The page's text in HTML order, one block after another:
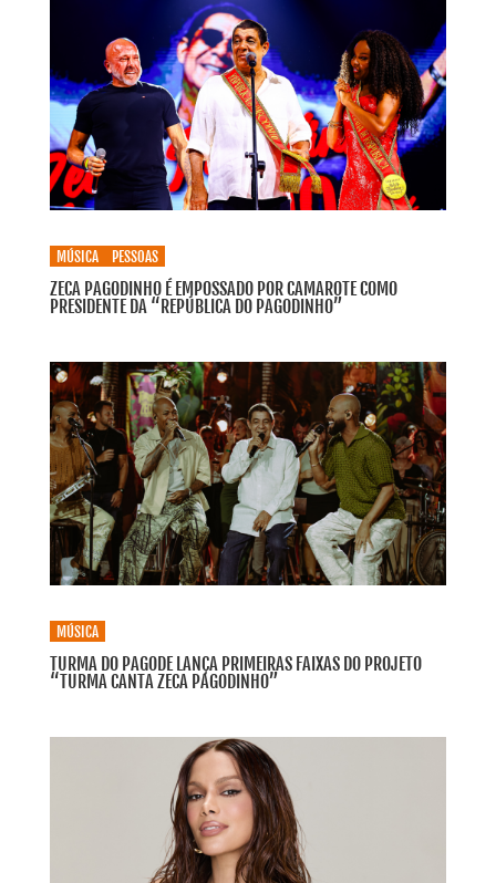
MÚSICA PESSOAS
ZECA PAGODINHO É EMPOSSADO POR CAMAROTE COMO
PRESIDENTE DA “REPÚBLICA DO PAGODINHO”
MÚSICA
TURMA DO PAGODE LANÇA PRIMEIRAS FAIXAS DO PROJETO
“TURMA CANTA ZECA PAGODINHO”